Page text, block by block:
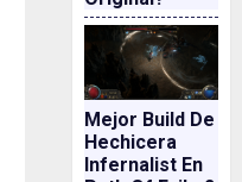
Mejor Build De
Hechicera
Infernalist En